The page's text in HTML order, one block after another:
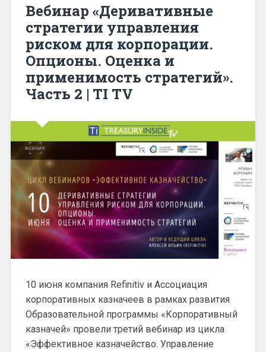
Вебинар «Деривативные
стратегии управления
риском для корпорации.
Опционы. Оценка и
применимость стратегий».
Часть 2 | TI TV
10 июня компания Refinitiv и Ассоциация
корпоративных казначеев в рамках развития
Образовательной программы «Корпоративный
казначей» провели третий вебинар из цикла
«Эффективное казначейство. Управление